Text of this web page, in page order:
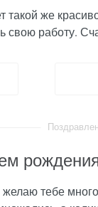
такой же
свою работу.
тебе